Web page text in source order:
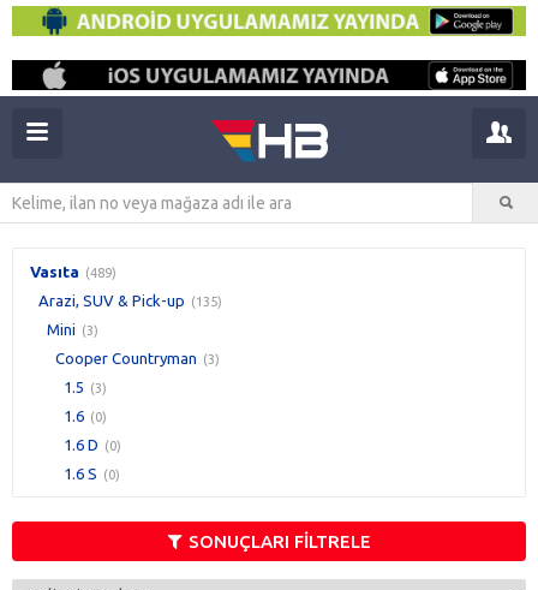
Vasıta (489)
Arazi, SUV & Pick-up (135)
Mini (3)
Cooper Countryman (3)
1.5 (3)
1.6 (0)
1.6 D (0)
1.6 S (0)
SONUÇLARI FİLTRELE